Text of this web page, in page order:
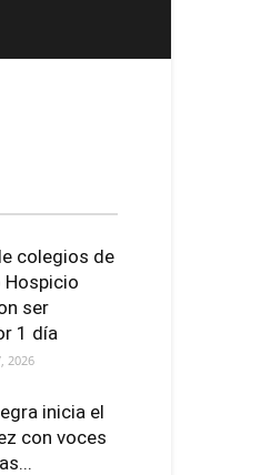
colegios de
Hospicio
ser
1 día
2026
inicia el
con voces